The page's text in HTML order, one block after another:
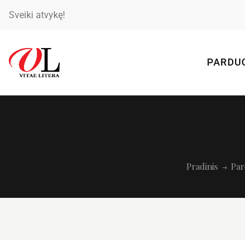
Sveiki atvykę!
Pradinis